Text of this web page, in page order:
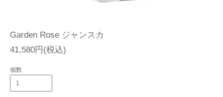
Garden Rose ジャンスカ
41,580円(税込)
個数